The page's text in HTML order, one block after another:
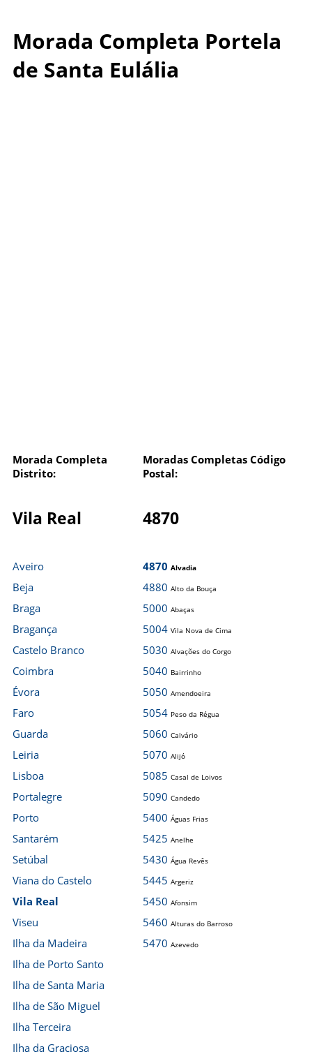
Morada Completa Portela
de Santa Eulália
Morada Completa
Distrito:
Moradas Completas Código
Postal:
Vila Real 4870
Aveiro
Beja
Braga
Bragança
Castelo Branco
Coimbra
Évora
Faro
Guarda
Leiria
Lisboa
Portalegre
Porto
Santarém
Setúbal
Viana do Castelo
Vila Real
Viseu
Ilha da Madeira
Ilha de Porto Santo
Ilha de Santa Maria
Ilha de São Miguel
Ilha Terceira
Ilha da Graciosa
4870 Alvadia
4880 Alto da Bouça
5000 Abaças
5004 Vila Nova de Cima
5030 Alvações do Corgo
5040 Bairrinho
5050 Amendoeira
5054 Peso da Régua
5060 Calvário
5070 Alijó
5085 Casal de Loivos
5090 Candedo
5400 Águas Frias
5425 Anelhe
5430 Água Revês
5445 Argeriz
5450 Afonsim
5460 Alturas do Barroso
5470 Azevedo